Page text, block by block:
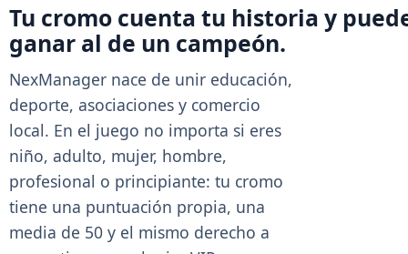
Tu cromo cuenta tu historia y
ganar al de un campeón.
NexManager nace de unir educación,
deporte, asociaciones y comercio
local. En el juego no importa si eres
niño, adulto, mujer, hombre,
profesional o principiante: tu cromo
tiene una puntuación propia, una
media de 50 y el mismo derecho a